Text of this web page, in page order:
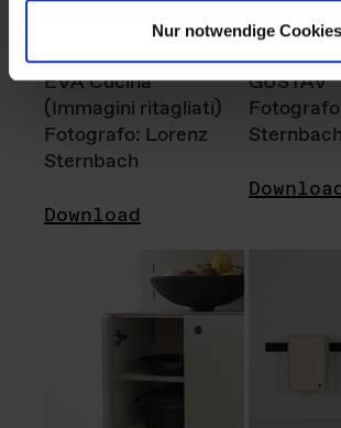
Nur notwendige Cookies
EVA Cucina
(Immagini ritagliati)
Fotografo: Lorenz
Sternbach
Download
GUSTAV
Sternbach